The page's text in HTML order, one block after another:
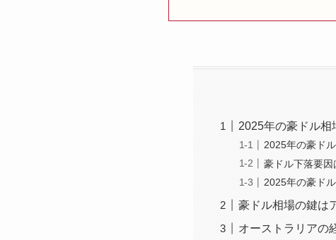
2025年の豪ドル相
2025年の豪ド
豪ドル下落要因
2025年の豪ド
豪ドル相場の鍵は
オーストラリアの